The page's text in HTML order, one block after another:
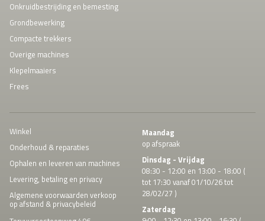
Onkruidbestrijding en bemesting
Grondbewerking
Compacte trekkers
Overige machines
Klepelmaaiers
Frees
Winkel
Onderhoud & reparaties
Ophalen en leveren van machines
Levering, betaling en privacy
Algemene voorwaarden verkoop
op afstand & privacybeleid
Maandag
op afspraak
Dinsdag - Vrijdag
08:30 - 12:00 en 13:00 - 18:00 (
tot 17:30 vanaf 01/10/26 tot
28/02/27 )
Zaterdag